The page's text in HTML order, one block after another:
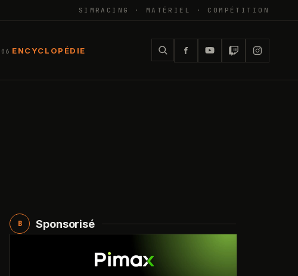
SIMRACING · MATÉRIEL · COMPÉTITION
06 ENCYCLOPÉDIE
B Sponsorisé